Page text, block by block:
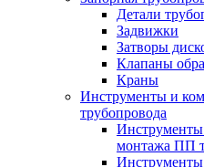
Детали
Задвижки
Затворы
Клапаны
Краны
Инструменты и
трубопровода
монтажа ПП